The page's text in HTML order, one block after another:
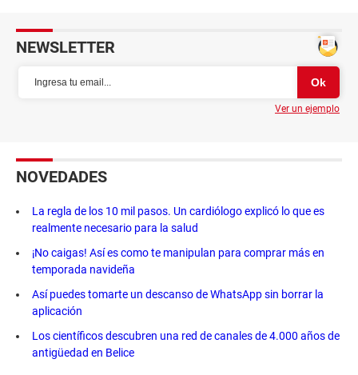
NEWSLETTER
Ver un ejemplo
NOVEDADES
La regla de los 10 mil pasos. Un cardiólogo explicó lo que es
realmente necesario para la salud
¡No caigas! Así es como te manipulan para comprar más en
temporada navideña
Así puedes tomarte un descanso de WhatsApp sin borrar la
aplicación
Los científicos descubren una red de canales de 4.000 años de
antigüedad en Belice